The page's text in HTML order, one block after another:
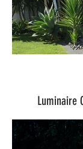
Luminaire